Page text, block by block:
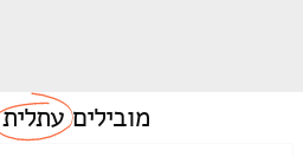
מוביליםעתלית